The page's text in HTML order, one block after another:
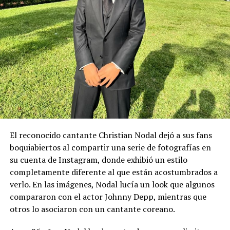
El reconocido cantante Christian Nodal dejó a sus fans
boquiabiertos al compartir una serie de fotografías en
su cuenta de Instagram, donde exhibió un estilo
completamente diferente al que están acostumbrados a
verlo. En las imágenes, Nodal lucía un look que algunos
compararon con el actor Johnny Depp, mientras que
otros lo asociaron con un cantante coreano.